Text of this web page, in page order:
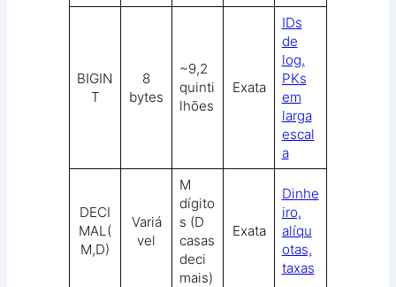
BIGIN
T
8
bytes
~9,2
quinti
lhões
Exata
IDs
de
log,
PKs
em
larga
escal
a
DECI
MAL(
M,D)
Variá
vel
M
dígito
s (D
casas
deci
mais)
Exata
Dinhe
iro,
alíqu
otas,
taxas